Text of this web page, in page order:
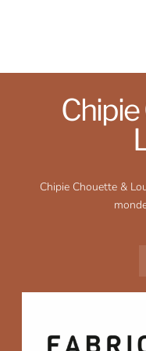
Chipie Chouette &